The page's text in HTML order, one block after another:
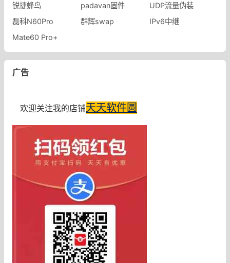
锐捷蜂鸟
padavan固件
UDP流量伪装
磊科N60Pro
群辉swap
IPv6中继
Mate60 Pro+
广告
欢迎关注我的店铺天天软件圆